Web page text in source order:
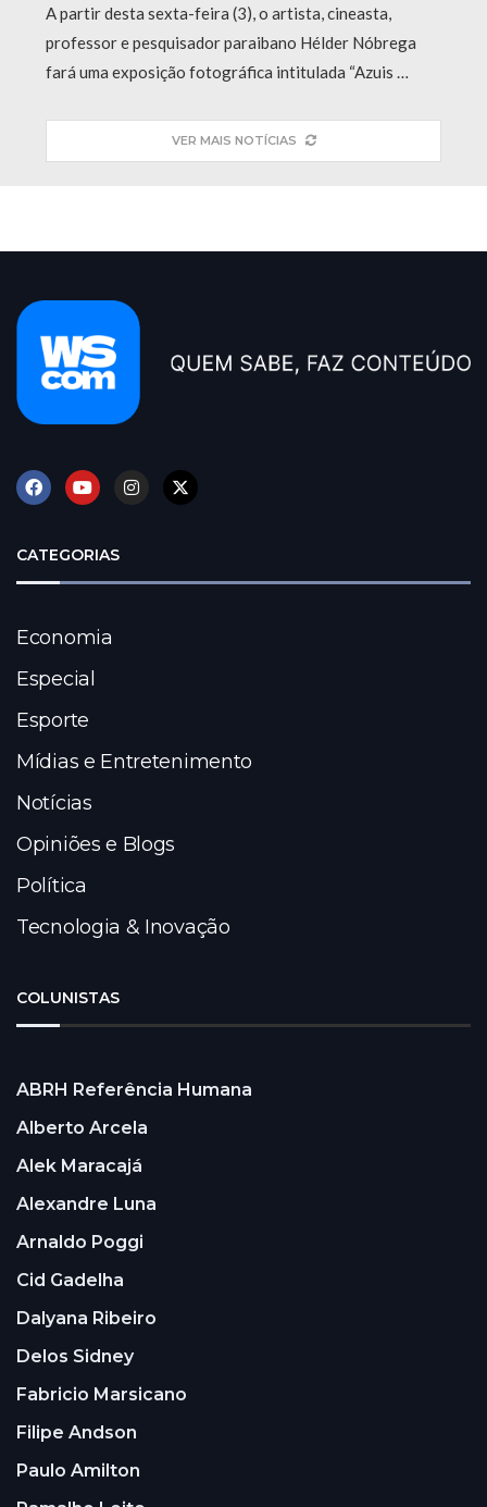
A partir desta sexta-feira (3), o artista, cineasta,
professor e pesquisador paraibano Hélder Nóbrega
fará uma exposição fotográfica intitulada “Azuis …
VER MAIS NOTÍCIAS
CATEGORIAS
Economia
Especial
Esporte
Mídias e Entretenimento
Notícias
Opiniões e Blogs
Política
Tecnologia & Inovação
COLUNISTAS
ABRH Referência Humana
Alberto Arcela
Alek Maracajá
Alexandre Luna
Arnaldo Poggi
Cid Gadelha
Dalyana Ribeiro
Delos Sidney
Fabricio Marsicano
Filipe Andson
Paulo Amilton